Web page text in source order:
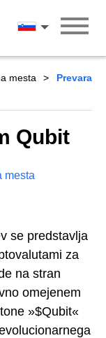
Slovenščina
mesta
Prevara
Qubit
mesta
se predstavlja
za
na stran
omejenem
»$Qubit«